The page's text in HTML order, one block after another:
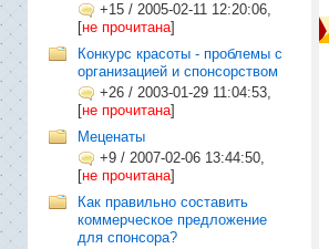
+15 / 2005-02-11 12:20:06,
[не прочитана]
Конкурс красоты - проблемы с
организацией и спонсорством
+26 / 2003-01-29 11:04:53,
[не прочитана]
Меценаты
+9 / 2007-02-06 13:44:50,
[не прочитана]
Как правильно составить
коммерческое предложение
для спонсора?